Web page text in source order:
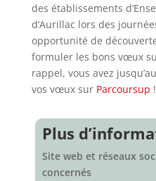
des établissements
d’Aurillac lors des
opportunité de
formuler les bons vœux
rappel, vous avez
vos vœux sur Parcoursup !
Plus
Site web et réseaux
concernés